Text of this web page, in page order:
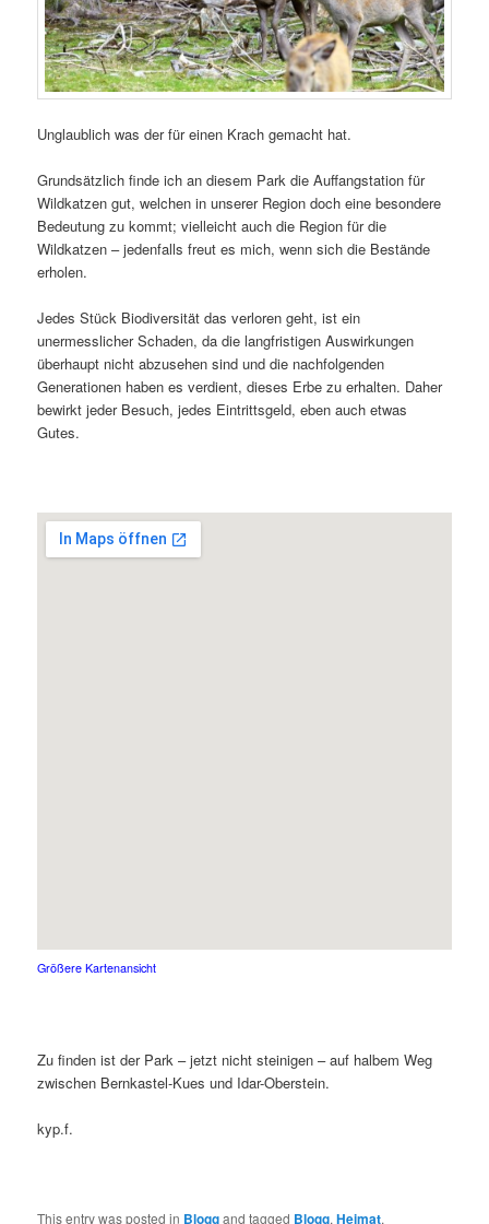
Unglaublich was der für einen Krach gemacht hat.
Grundsätzlich finde ich an diesem Park die Auffangstation für
Wildkatzen gut, welchen in unserer Region doch eine besondere
Bedeutung zu kommt; vielleicht auch die Region für die
Wildkatzen – jedenfalls freut es mich, wenn sich die Bestände
erholen.
Jedes Stück Biodiversität das verloren geht, ist ein
unermesslicher Schaden, da die langfristigen Auswirkungen
überhaupt nicht abzusehen sind und die nachfolgenden
Generationen haben es verdient, dieses Erbe zu erhalten. Daher
bewirkt jeder Besuch, jedes Eintrittsgeld, eben auch etwas
Gutes.
Größere Kartenansicht
Zu finden ist der Park – jetzt nicht steinigen – auf halbem Weg
zwischen Bernkastel-Kues und Idar-Oberstein.
kyp.f.
This entry was posted in Bloggand tagged Blogg,Heimat,